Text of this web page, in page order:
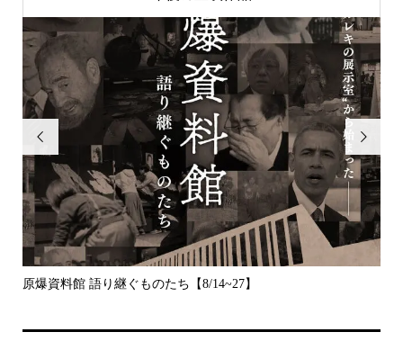

原爆資料館 語り継ぐものたち【8/14~27】
